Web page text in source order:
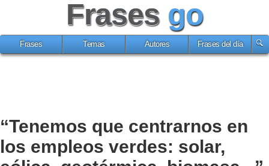
Frases go
Frases Temas Autores Frases del día
“Tenemos que centrarnos en
los empleos verdes: solar,